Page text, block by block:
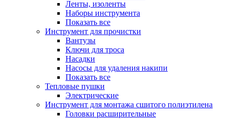
Ленты, изоленты
Наборы инструмента
Показать все
Инструмент для прочистки
Вантузы
Ключи для троса
Насадки
Насосы для удаления накипи
Показать все
Тепловые пушки
Электрические
Инструмент для монтажа сшитого полиэтилена
Головки расширительные